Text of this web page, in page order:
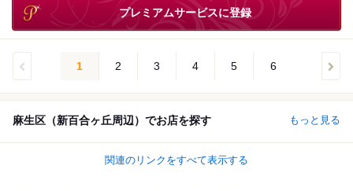
プレミアムサービスに登録
1 2 3 4 5 6
麻生区（新百合ヶ丘周辺）でお店を探す もっと見る
関連のリンクをすべて表示する